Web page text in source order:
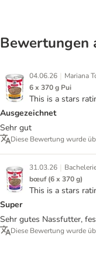
Bewertungen
04.06.26 | Mariana
6 x 370 g Pui
This is a stars
Ausgezeichnet
Sehr gut
Diese Bewertung wurde
31.03.26 |
bœuf (6 x 370 g)
This is a stars
Super
Sehr gutes Nassfutter,
Diese Bewertung wurde